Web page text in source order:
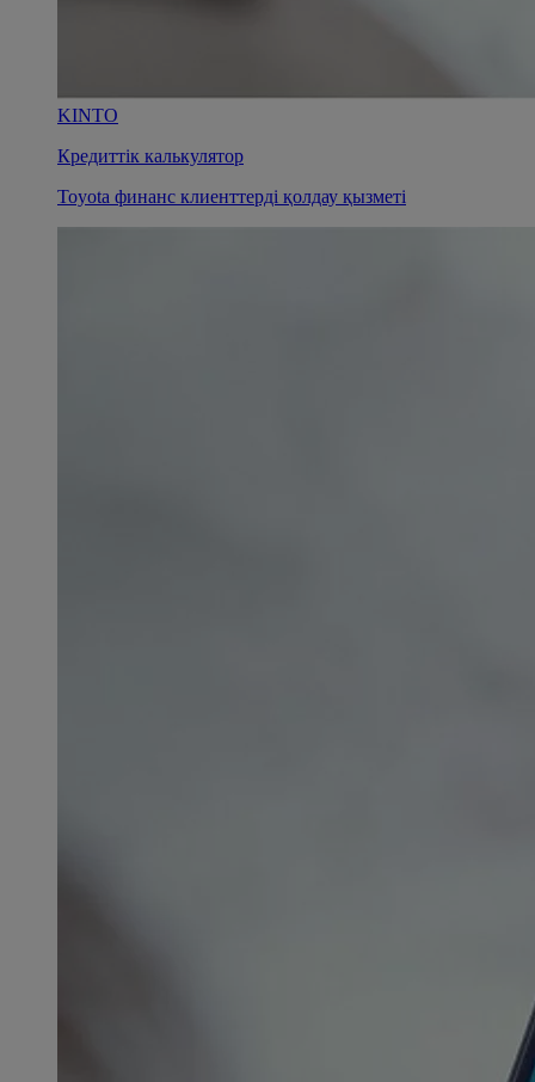
KINTO
Кредиттік калькулятор
Toyota финанс клиенттерді қолдау қызметі